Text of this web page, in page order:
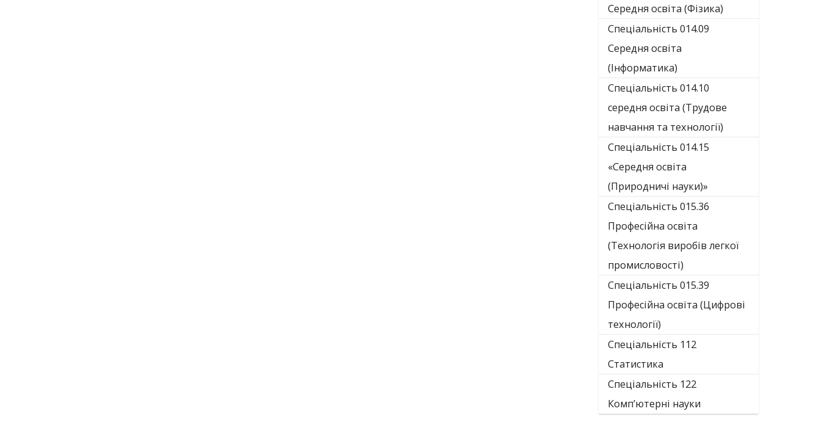
Середня освіта (Фізика)
Спеціальність 014.09
Середня освіта
(Інформатика)
Спеціальність 014.10
середня освіта (Трудове
навчання та технології)
Спеціальність 014.15
«Середня освіта
(Природничі науки)»
Спеціальність 015.36
Професійна освіта
(Технологія виробів легкої
промисловості)
Спеціальність 015.39
Професійна освіта (Цифрові
технології)
Спеціальність 112
Статистика
Спеціальність 122
Комп’ютерні науки